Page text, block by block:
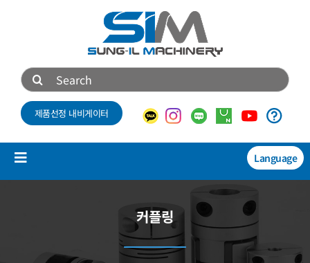
기
검
색:
제품선정 내비게이터
Toggle
기술자료
Language
커플링